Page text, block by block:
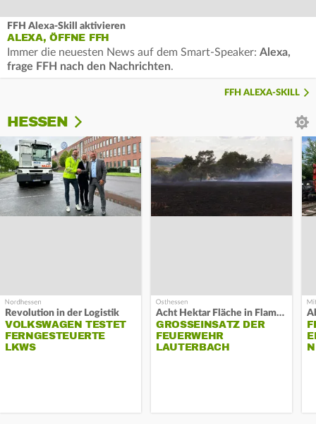
FFH Alexa-Skill aktivieren
ALEXA, ÖFFNE FFH
Immer die neuesten News auf dem Smart-Speaker: Alexa,
frage FFH nach den Nachrichten.
FFH ALEXA-SKILL
HESSEN
Revolution in der Logistik
VOLKSWAGEN TESTET
FERNGESTEUERTE
LKWS
Acht Hektar Fläche in Flammen
GROSSEINSATZ DER F
EUERWEHR L
AUTERBACH